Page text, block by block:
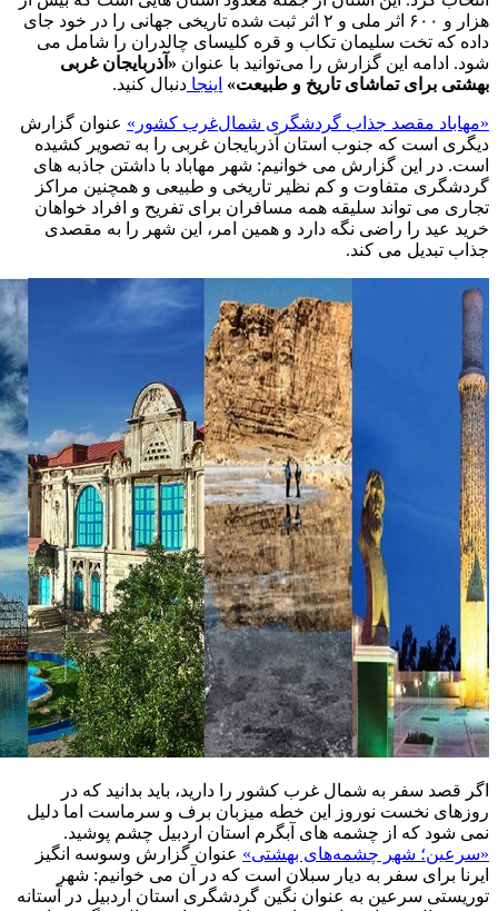
هزار و ۶۰۰ اثر ملی و ۲ اثر ثبت شده تاریخی جهانی را در خود جای
داده که تخت سلیمان تکاب و قره کلیسای چالدران را شامل می
شود. ادامه این گزارش را می‌توانید با عنوان «آذربایجان غربی
بهشتی برای تماشای تاریخ و طبیعت» اینجا دنبال کنید.
«مهاباد مقصد جذاب گردشگری شمال‌غرب کشور» عنوان گزارش
دیگری است که جنوب استان آذربایجان غربی را به تصویر کشیده
است. در این گزارش می خوانیم: شهر مهاباد با داشتن جاذبه های
گردشگری متفاوت و کم نظیر تاریخی و طبیعی و همچنین مراکز
تجاری می تواند سلیقه همه مسافران برای تفریح و افراد خواهان
خرید عید را راضی نگه دارد و همین امر، این شهر را به مقصدی
جذاب تبدیل می کند.
اگر قصد سفر به شمال غرب کشور را دارید، باید بدانید که در
روزهای نخست نوروز این خطه میزبان برف و سرماست اما دلیل
نمی شود که از چشمه های آبگرم استان اردبیل چشم پوشید.
«سرعین؛ شهر چشمه‌های بهشتی» عنوان گزارش وسوسه انگیز
ایرنا برای سفر به دیار سبلان است که در آن می خوانیم: شهر
توریستی سرعین به عنوان نگین گردشگری استان اردبیل در آستانه